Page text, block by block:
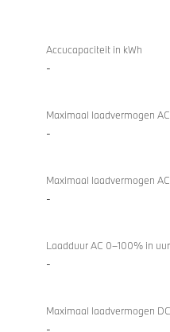
Opladen
xDrive
Coupé
Accucapaciteit in kWh
-
Maximaal laadvermogen
-
Maximaal laadvermogen
-
Laadduur AC 0–100% in uur
-
Maximaal laadvermogen
-